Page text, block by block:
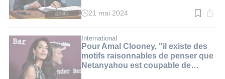
Temps
:
5
min.
21 mai 2024
International
Pour Amal Clooney, "il existe des
motifs raisonnables de penser que
Netanyahou est coupable de